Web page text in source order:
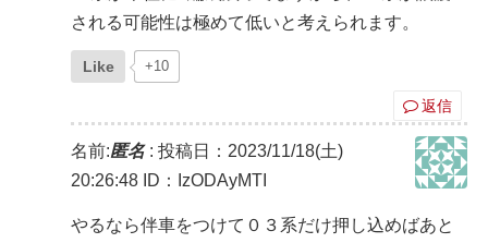
される可能性は極めて低いと考えられます。
Like +10
返信
名前:匿名: 投稿日：2023/11/18(土)
20:26:48 ID：IzODAyMTI
やるなら伴車をつけて０３系だけ押し込めばあと